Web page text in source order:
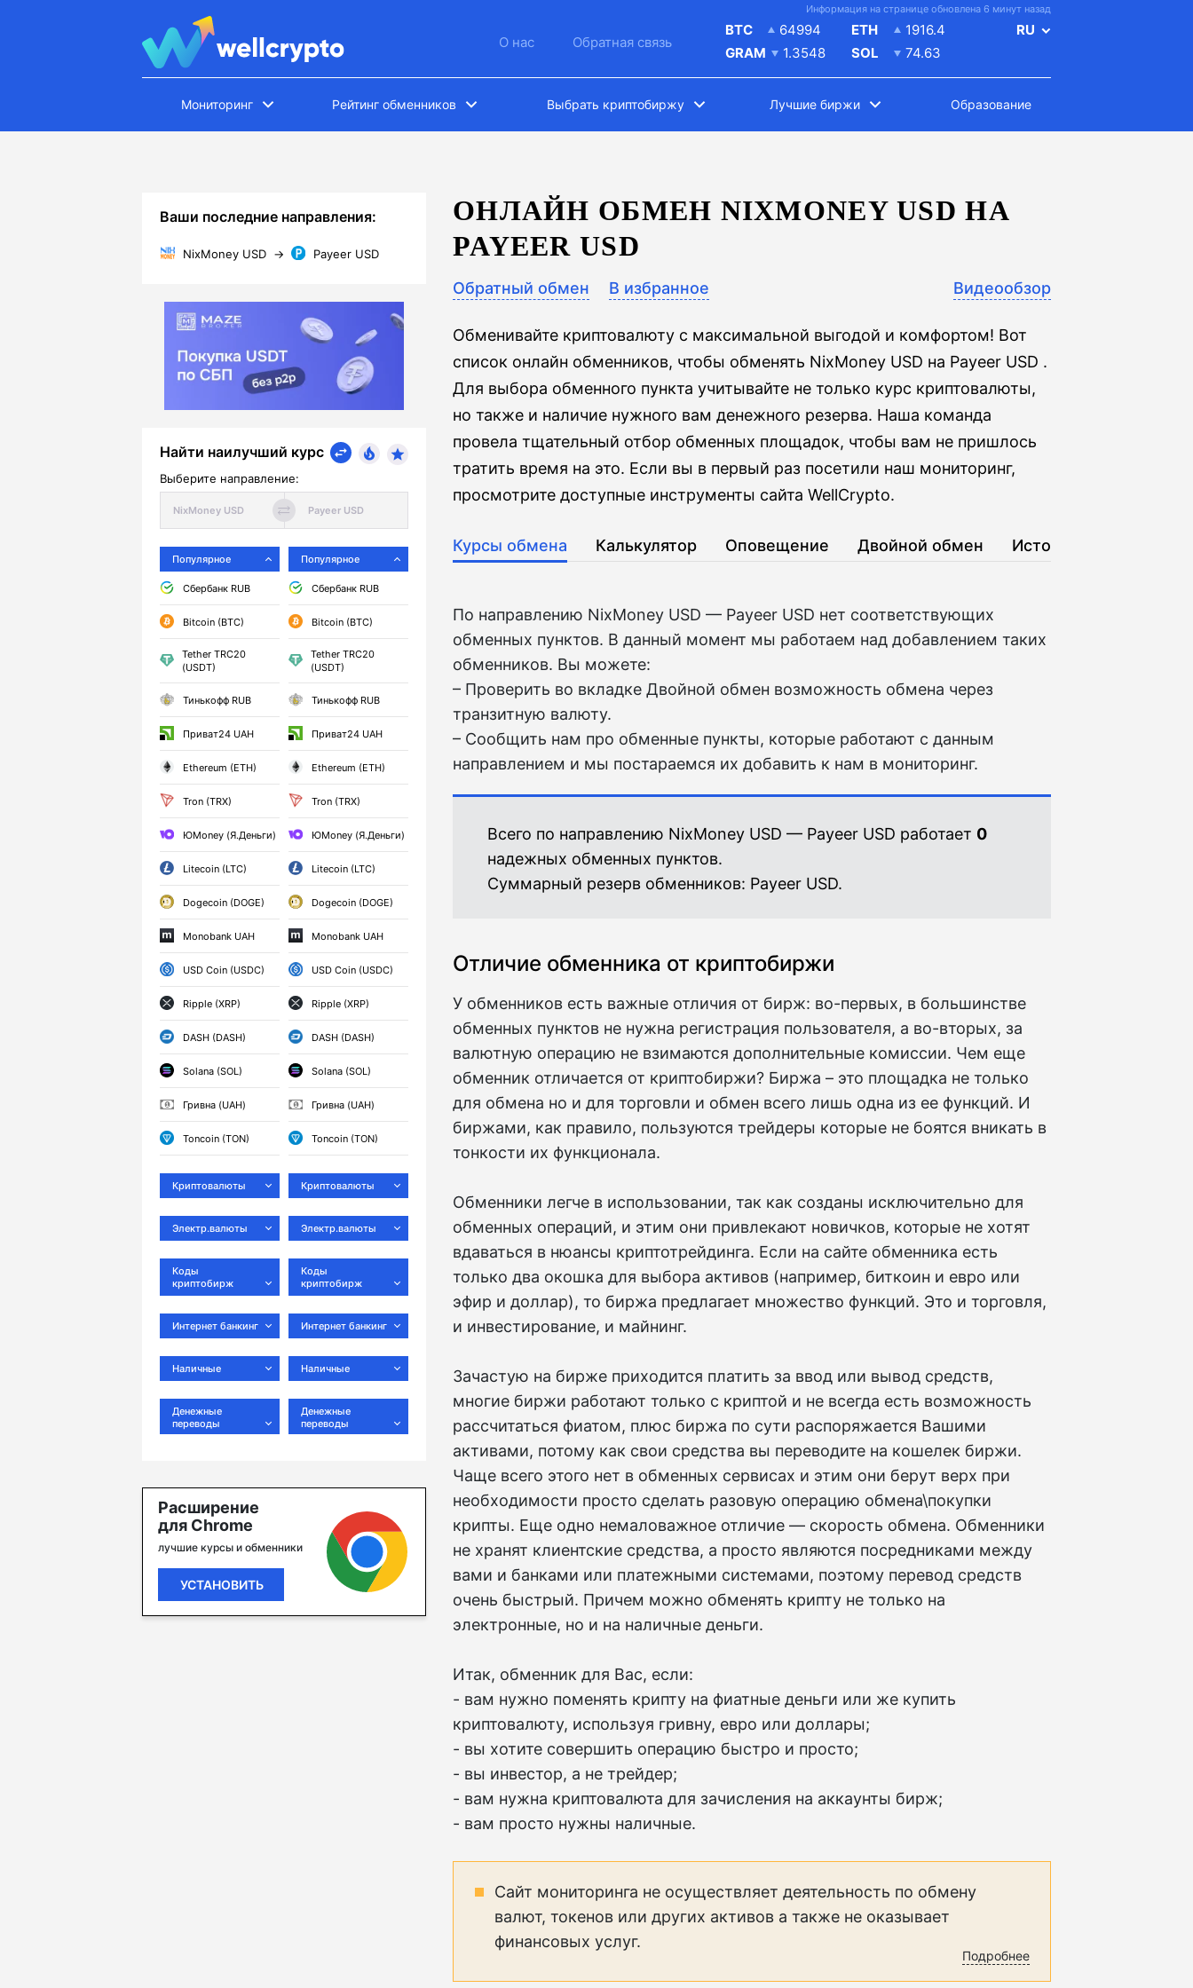
Информация на странице обновлена 6 минут назад
О нас Обратная связь
BTC
64994
GRAM
1.3548
ETH
1916.4
SOL
74.63
RU
Мониторинг Рейтинг обменников Выбрать криптобиржу Лучшие биржи Образование
Ваши последние направления:
NixMoney USD → Payeer USD
Найти наилучший курс
Выберите направление:
Популярное
Сбербанк RUB
Bitcoin (BTC)
Tether TRC20
(USDT)
Тинькофф RUB
Приват24 UAH
Ethereum (ETH)
Tron (TRX)
ЮMoney (Я.Деньги)
Litecoin (LTC)
Dogecoin (DOGE)
Monobank UAH
USD Coin (USDC)
Ripple (XRP)
DASH (DASH)
Solana (SOL)
Гривна (UAH)
Toncoin (TON)
Криптовалюты
Электр.валюты
Коды
криптобирж
Интернет банкинг
Наличные
Денежные
переводы
Популярное
Сбербанк RUB
Bitcoin (BTC)
Tether TRC20
(USDT)
Тинькофф RUB
Приват24 UAH
Ethereum (ETH)
Tron (TRX)
ЮMoney (Я.Деньги)
Litecoin (LTC)
Dogecoin (DOGE)
Monobank UAH
USD Coin (USDC)
Ripple (XRP)
DASH (DASH)
Solana (SOL)
Гривна (UAH)
Toncoin (TON)
Криптовалюты
Электр.валюты
Коды
криптобирж
Интернет банкинг
Наличные
Денежные
переводы
Расширение
для Chrome
лучшие курсы и обменники
УСТАНОВИТЬ
ОНЛАЙН ОБМЕН NIXMONEY USD НА
PAYEER USD
Обратный обмен В избранное Видеообзор
Обменивайте криптовалюту с максимальной выгодой и комфортом! Вот
список онлайн обменников, чтобы обменять NixMoney USD на Payeer USD .
Для выбора обменного пункта учитывайте не только курс криптовалюты,
но также и наличие нужного вам денежного резерва. Наша команда
провела тщательный отбор обменных площадок, чтобы вам не пришлось
тратить время на это. Если вы в первый раз посетили наш мониторинг,
просмотрите доступные инструменты сайта WellCrypto.
Курсы обмена Калькулятор Оповещение Двойной обмен История
По направлению NixMoney USD — Payeer USD нет соответствующих
обменных пунктов. В данный момент мы работаем над добавлением таких
обменников. Вы можете:
– Проверить во вкладкe Двойной обмен возможность обмена через
транзитную валюту.
– Сообщить нам про обменные пункты, которые работают с данным
направлением и мы постараемся их добавить к нам в мониторинг.
Всего по направлению NixMoney USD — Payeer USD работает 0
надежных обменных пунктов.
Суммарный резерв обменников: Payeer USD.
Отличие обменника от криптобиржи
У обменников есть важные отличия от бирж: во-первых, в большинстве
обменных пунктов не нужна регистрация пользователя, а во-вторых, за
валютную операцию не взимаются дополнительные комиссии. Чем еще
обменник отличается от криптобиржи? Биржа – это площадка не только
для обмена но и для торговли и обмен всего лишь одна из ее функций. И
биржами, как правило, пользуются трейдеры которые не боятся вникать в
тонкости их функционала.
Обменники легче в использовании, так как созданы исключительно для
обменных операций, и этим они привлекают новичков, которые не хотят
вдаваться в нюансы криптотрейдинга. Если на сайте обменника есть
только два окошка для выбора активов (например, биткоин и евро или
эфир и доллар), то биржа предлагает множество функций. Это и торговля,
и инвестирование, и майнинг.
Зачастую на бирже приходится платить за ввод или вывод средств,
многие биржи работают только с криптой и не всегда есть возможность
рассчитаться фиатом, плюс биржа по сути распоряжается Вашими
активами, потому как свои средства вы переводите на кошелек биржи.
Чаще всего этого нет в обменных сервисах и этим они берут верх при
необходимости просто сделать разовую операцию обмена\покупки
крипты. Еще одно немаловажное отличие — скорость обмена. Обменники
не хранят клиентские средства, а просто являются посредниками между
вами и банками или платежными системами, поэтому перевод средств
очень быстрый. Причем можно обменять крипту не только на
электронные, но и на наличные деньги.
Итак, обменник для Вас, если:
- вам нужно поменять крипту на фиатные деньги или же купить
криптовалюту, используя гривну, евро или доллары;
- вы хотите совершить операцию быстро и просто;
- вы инвестор, а не трейдер;
- вам нужна криптовалюта для зачисления на аккаунты бирж;
- вам просто нужны наличные.
Сайт мониторинга не осуществляет деятельность по обмену
валют, токенов или других активов а также не оказывает
финансовых услуг.
Подробнее